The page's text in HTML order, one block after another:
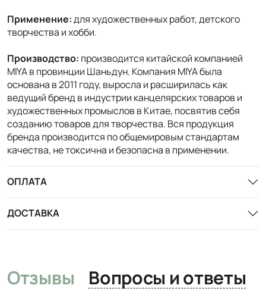
Применение:для художественных работ, детского
творчества и хобби.
Производство: производится китайской компанией
MIYA в провинции Шаньдун. Компания MIYA была
основана в 2011 году, выросла и расширилась как
ведущий бренд в индустрии канцелярских товаров и
художественных промыслов в Китае, посвятив себя
созданию товаров для творчества. Вся продукция
бренда производится по общемировым стандартам
качества, не токсична и безопасна в применении.
ОПЛАТА
ДОСТАВКА
Отзывы Вопросы и ответы